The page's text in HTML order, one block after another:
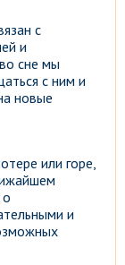
с
и
сне мы
с ним и
новые
или горе,
и